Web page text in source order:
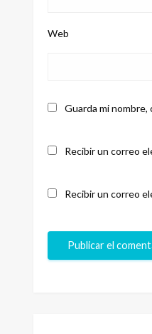
Web
Guarda mi
Recibir un correo
Recibir un correo